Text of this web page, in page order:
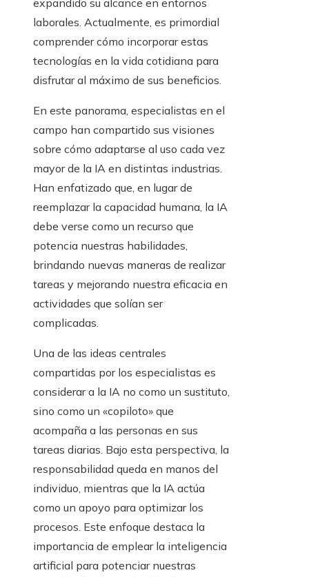
expandido su alcance en entornos
laborales. Actualmente, es primordial
comprender cómo incorporar estas
tecnologías en la vida cotidiana para
disfrutar al máximo de sus beneficios.
En este panorama, especialistas en el
campo han compartido sus visiones
sobre cómo adaptarse al uso cada vez
mayor de la IA en distintas industrias.
Han enfatizado que, en lugar de
reemplazar la capacidad humana, la IA
debe verse como un recurso que
potencia nuestras habilidades,
brindando nuevas maneras de realizar
tareas y mejorando nuestra eficacia en
actividades que solían ser
complicadas.
Una de las ideas centrales
compartidas por los especialistas es
considerar a la IA no como un sustituto,
sino como un «copiloto» que
acompaña a las personas en sus
tareas diarias. Bajo esta perspectiva, la
responsabilidad queda en manos del
individuo, mientras que la IA actúa
como un apoyo para optimizar los
procesos. Este enfoque destaca la
importancia de emplear la inteligencia
artificial para potenciar nuestras